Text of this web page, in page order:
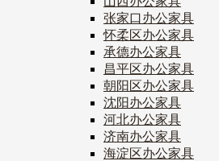
张家口办公家具
怀柔区办公家具
承德办公家具
昌平区办公家具
朝阳区办公家具
沈阳办公家具
河北办公家具
济南办公家具
海淀区办公家具